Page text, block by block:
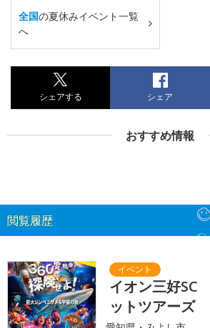
全国の夏休みイベント一覧
へ
シェアする シェア
おすすめ情報
閲覧履歴
イオン三好SC
ットツアーズ